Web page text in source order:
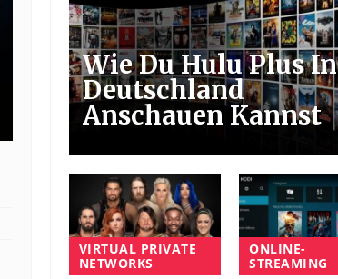
Wie Du Hulu Plus In
Deutschland
Anschauen Kannst
VIRTUAL PRIVATE
NETWORKS
ONLINE-
STREAMING